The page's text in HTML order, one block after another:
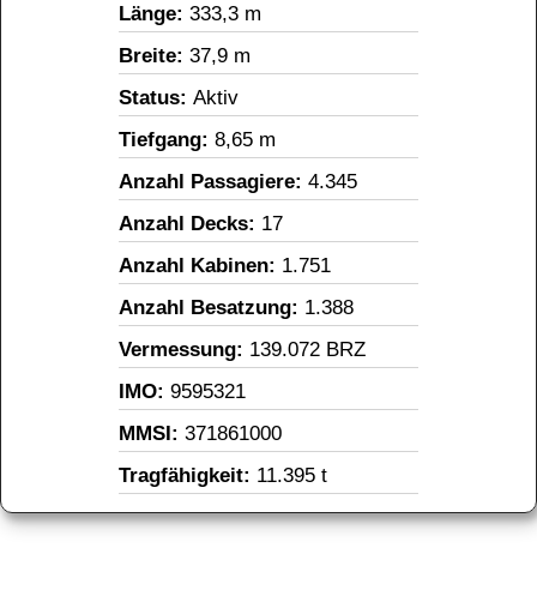
Länge: 333,3 m
Breite: 37,9 m
Status: Aktiv
Tiefgang: 8,65 m
Anzahl Passagiere: 4.345
Anzahl Decks: 17
Anzahl Kabinen: 1.751
Anzahl Besatzung: 1.388
Vermessung: 139.072 BRZ
IMO: 9595321
MMSI: 371861000
Tragfähigkeit: 11.395 t